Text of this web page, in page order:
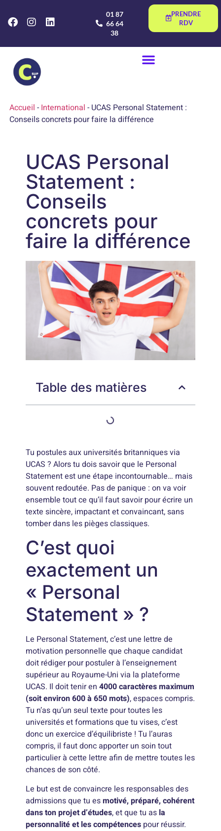
01 87
66 64
38
PRENDRE
RDV
Accueil - International - UCAS Personal Statement :
Conseils concrets pour faire la différence
UCAS Personal
Statement :
Conseils
concrets pour
faire la différence
Table des matières
Tu postules aux universités britanniques via
UCAS ? Alors tu dois savoir que le Personal
Statement est une étape incontournable… mais
souvent redoutée. Pas de panique : on va voir
ensemble tout ce qu’il faut savoir pour écrire un
texte sincère, impactant et convaincant, sans
tomber dans les pièges classiques.
C’est quoi
exactement un
« Personal
Statement » ?
Le Personal Statement, c’est une lettre de
motivation personnelle que chaque candidat
doit rédiger pour postuler à l’enseignement
supérieur au Royaume-Uni via la plateforme
UCAS. Il doit tenir en4000 caractères maximum
(soit environ 600 à 650 mots), espaces compris.
Tu n’as qu’un seul texte pour toutes les
universités et formations que tu vises, c’est
donc un exercice d’équilibriste ! Tu l’auras
compris, il faut donc apporter un soin tout
particulier à cette lettre afin de mettre toutes les
chances de son côté.
Le but est de convaincre les responsables des
admissions que tu esmotivé, préparé, cohérent
dans ton projet d’études, et que tu as la
personnalité et les compétences pour réussir.